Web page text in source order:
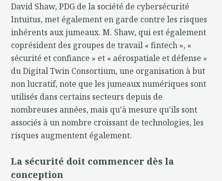
David Shaw, PDG de la société de cybersécurité
Intuitus, met également en garde contre les risques
inhérents aux jumeaux. M. Shaw, qui est également
coprésident des groupes de travail « fintech », «
sécurité et confiance » et « aérospatiale et défense »
du Digital Twin Consortium, une organisation à but
non lucratif, note que les jumeaux numériques sont
utilisés dans certains secteurs depuis de
nombreuses années, mais qu'à mesure qu'ils sont
associés à un nombre croissant de technologies, les
risques augmentent également.
La sécurité doit commencer dès la
conception